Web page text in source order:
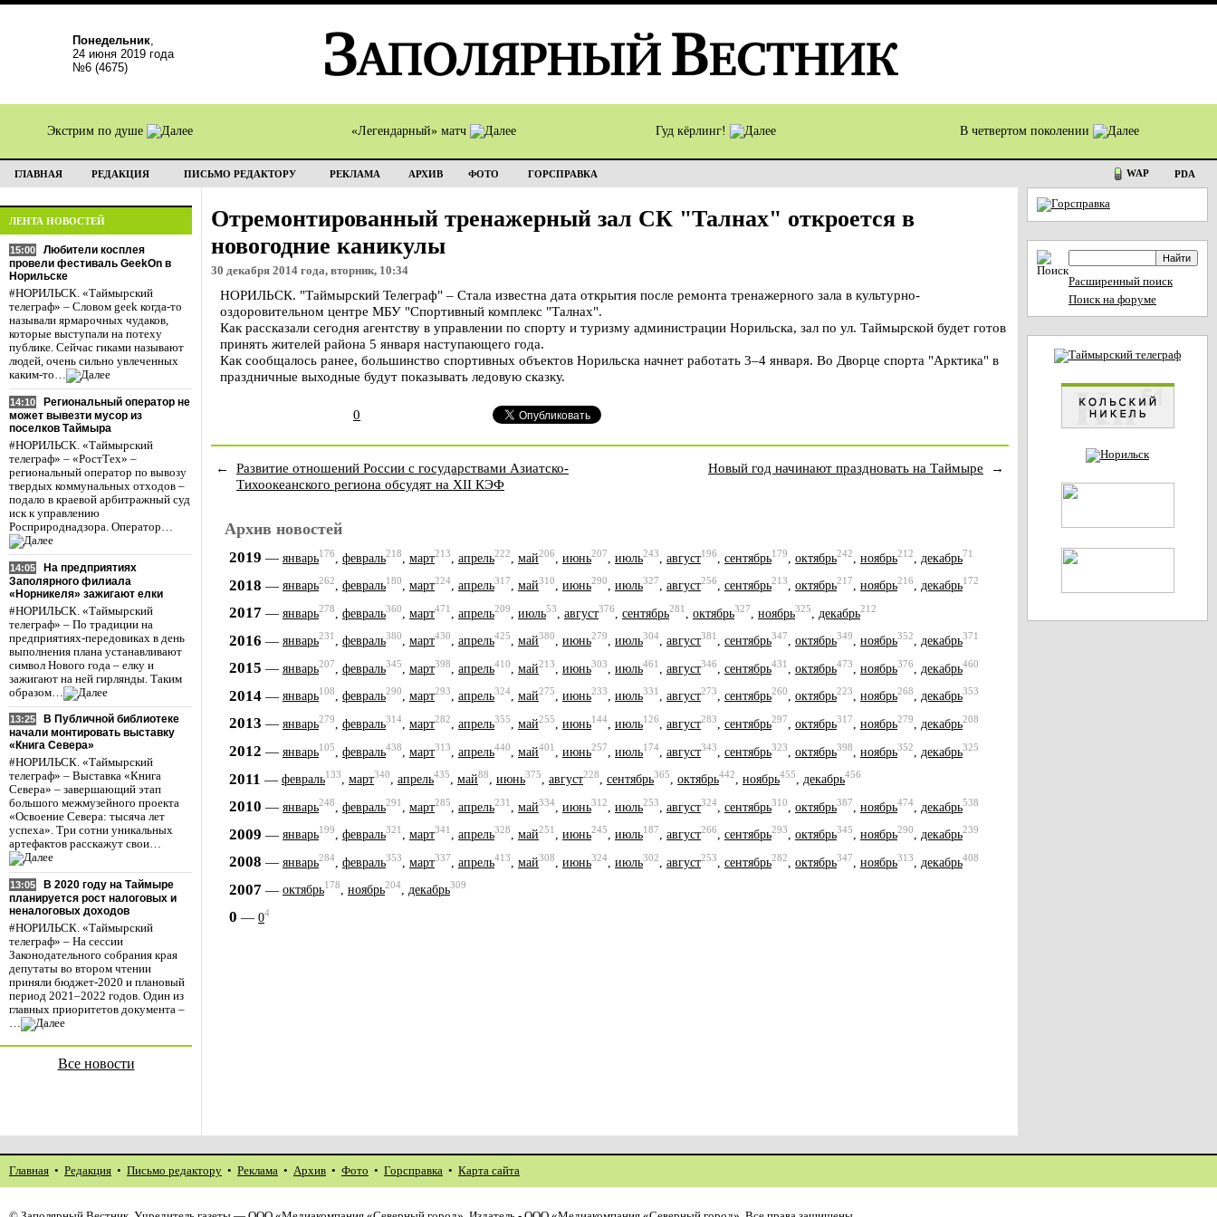
Понедельник,
24 июня 2019 года
№6 (4675)
Экстрим по душе «Легендарный» матч Гуд кёрлинг! В четвертом поколении
ГЛАВНАЯ РЕДАКЦИЯ ПИСЬМО РЕДАКТОРУ РЕКЛАМА АРХИВ ФОТО ГОРСПРАВКА WAP PDA
ЛЕНТА НОВОСТЕЙ
15:00
Любители косплея
провели фестиваль GeekOn в
Норильске
#НОРИЛЬСК. «Таймырский
телеграф» – Словом geek когда-то
называли ярмарочных чудаков,
которые выступали на потеху
публике. Сейчас гиками называют
людей, очень сильно увлеченных
каким-то…
14:10
Региональный оператор не
может вывезти мусор из
поселков Таймыра
#НОРИЛЬСК. «Таймырский
телеграф» – «РостТех» –
региональный оператор по вывозу
твердых коммунальных отходов –
подало в краевой арбитражный суд
иск к управлению
Росприроднадзора. Оператор…
14:05
На предприятиях
Заполярного филиала
«Норникеля» зажигают елки
#НОРИЛЬСК. «Таймырский
телеграф» – По традиции на
предприятиях-передовиках в день
выполнения плана устанавливают
символ Нового года – елку и
зажигают на ней гирлянды. Таким
образом…
13:25
В Публичной библиотеке
начали монтировать выставку
«Книга Севера»
#НОРИЛЬСК. «Таймырский
телеграф» – Выставка «Книга
Севера» – завершающий этап
большого межмузейного проекта
«Освоение Севера: тысяча лет
успеха». Три сотни уникальных
артефактов расскажут свои…
13:05
В 2020 году на Таймыре
планируется рост налоговых и
неналоговых доходов
#НОРИЛЬСК. «Таймырский
телеграф» – На сессии
Законодательного собрания края
депутаты во втором чтении
приняли бюджет-2020 и плановый
период 2021–2022 годов. Один из
главных приоритетов документа –
…
Все новости
Отремонтированный тренажерный зал СК "Талнах" откроется в
новогодние каникулы
30 декабря 2014 года, вторник, 10:34
НОРИЛЬСК. "Таймырский Телеграф" – Стала известна дата открытия после ремонта тренажерного зала в культурно-
оздоровительном центре МБУ "Спортивный комплекс "Талнах".
Как рассказали сегодня агентству в управлении по спорту и туризму администрации Норильска, зал по ул. Таймырской будет готов
принять жителей района 5 января наступающего года.
Как сообщалось ранее, большинство спортивных объектов Норильска начнет работать 3–4 января. Во Дворце спорта "Арктика" в
праздничные выходные будут показывать ледовую сказку.
0
←
Развитие отношений России с государствами Азиатско-
Тихоокеанского региона обсудят на XII КЭФ
Новый год начинают праздновать на Таймыре →
Архив новостей
2019 — январь176 февраль218 март213 апрель222 май206 июнь207 июль243 август196 сентябрь179 октябрь242 ноябрь212 декабрь71
2018 — январь262, февраль180, март224, апрель317, май310, июнь290, июль327, август256, сентябрь213, октябрь217, ноябрь216, декабрь172
2017 — январь278 февраль360 март471 апрель209 июль53 август376 сентябрь281 октябрь327 ноябрь325 декабрь212
2016 — январь231, февраль380, март430, апрель425, май380, июнь279, июль304, август381, сентябрь347, октябрь349, ноябрь352, декабрь371
2015 — январь207 февраль345 март398 апрель410 май213 июнь303 июль461 август346 сентябрь431 октябрь473 ноябрь376 декабрь460
2014 — январь108, февраль290, март293, апрель324, май275, июнь233, июль331, август273, сентябрь260, октябрь223, ноябрь268, декабрь353
2013 — январь279 февраль314 март282 апрель355 май255 июнь144 июль126 август283 сентябрь297 октябрь317 ноябрь279 декабрь208
2012 — январь105 февраль438 март313 апрель440 май401 июнь257 июль174 август343 сентябрь323 октябрь398 ноябрь352 декабрь325
2011 — февраль133, март340, апрель435, май88, июнь375, август228, сентябрь365, октябрь442, ноябрь455, декабрь456
2010 — январь248 февраль291 март285 апрель231 май334 июнь312 июль253 август324 сентябрь310 октябрь387 ноябрь474 декабрь538
2009 — январь199, февраль321, март341, апрель328, май251, июнь245, июль187, август266, сентябрь293, октябрь345, ноябрь290, декабрь239
2008 — январь284 февраль353 март337 апрель413 май308 июнь324 июль302 август253 сентябрь282 октябрь347 ноябрь313 декабрь408
2007 — октябрь178, ноябрь204, декабрь309
0 — 04
Расширенный поиск
Поиск на форуме
Главная • Редакция • Письмо редактору • Реклама • Архив • Фото • Горсправка • Карта сайта